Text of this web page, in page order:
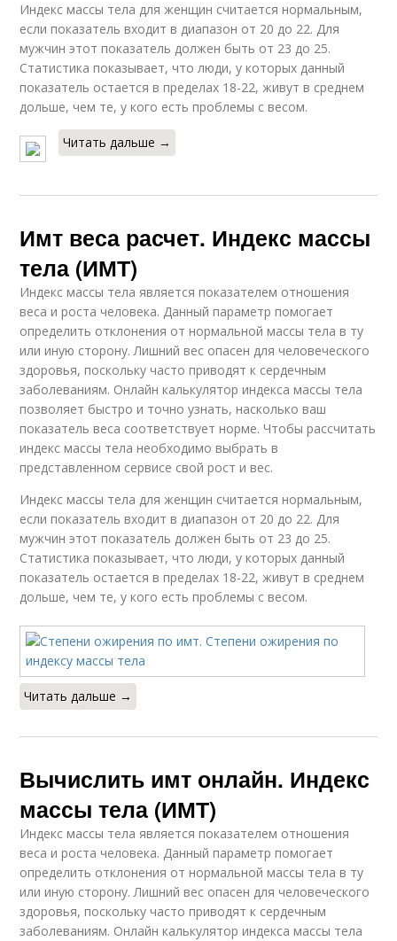
Индекс массы тела для женщин считается нормальным,
если показатель входит в диапазон от 20 до 22. Для
мужчин этот показатель должен быть от 23 до 25.
Статистика показывает, что люди, у которых данный
показатель остается в пределах 18-22, живут в среднем
дольше, чем те, у кого есть проблемы с весом.
Читать дальше →
Имт веса расчет. Индекс массы
тела (ИМТ)
Индекс массы тела является показателем отношения
веса и роста человека. Данный параметр помогает
определить отклонения от нормальной массы тела в ту
или иную сторону. Лишний вес опасен для человеческого
здоровья, поскольку часто приводят к сердечным
заболеваниям. Онлайн калькулятор индекса массы тела
позволяет быстро и точно узнать, насколько ваш
показатель веса соответствует норме. Чтобы рассчитать
индекс массы тела необходимо выбрать в
представленном сервисе свой рост и вес.
Индекс массы тела для женщин считается нормальным,
если показатель входит в диапазон от 20 до 22. Для
мужчин этот показатель должен быть от 23 до 25.
Статистика показывает, что люди, у которых данный
показатель остается в пределах 18-22, живут в среднем
дольше, чем те, у кого есть проблемы с весом.
Читать дальше →
Вычислить имт онлайн. Индекс
массы тела (ИМТ)
Индекс массы тела является показателем отношения
веса и роста человека. Данный параметр помогает
определить отклонения от нормальной массы тела в ту
или иную сторону. Лишний вес опасен для человеческого
здоровья, поскольку часто приводят к сердечным
заболеваниям. Онлайн калькулятор индекса массы тела